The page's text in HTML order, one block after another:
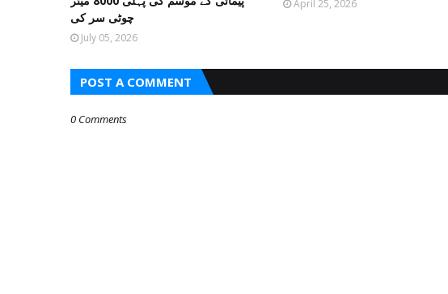
چوٹی سر کی
July 05, 2026
April 25, 2026
POST A COMMENT
0 Comments